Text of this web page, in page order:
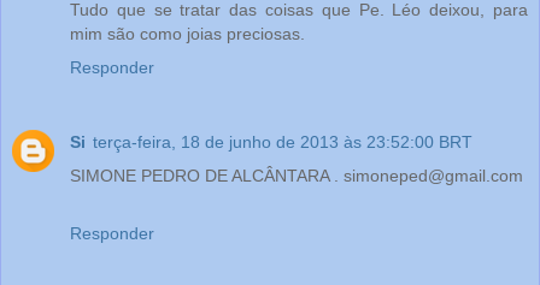
Tudo que se tratar das coisas que Pe. Léo deixou, para
mim são como joias preciosas.
Responder
Si terça-feira, 18 de junho de 2013 às 23:52:00 BRT
SIMONE PEDRO DE ALCÂNTARA . simoneped@gmail.com
Responder